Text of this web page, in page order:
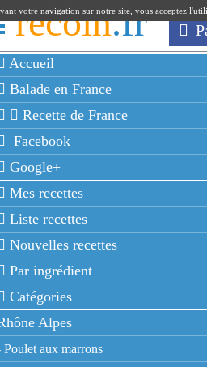
recoin.fr
Accueil
Balade en France
Recette de France
Facebook
Google+
Mes recettes
Liste recettes
Nouvelles recettes
Par ingrédient
Catégories
Alpes
Poulet aux marrons
votre navigation sur notre site, vous acceptez